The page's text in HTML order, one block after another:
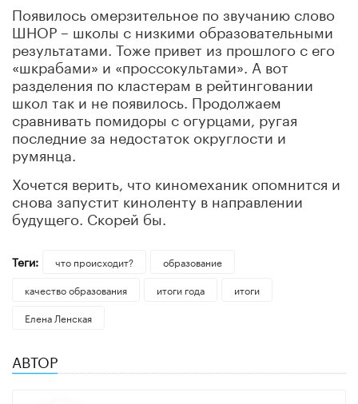
Появилось омерзительное по звучанию слово
ШНОР – школы с низкими образовательными
результатами. Тоже привет из прошлого с его
«шкрабами» и «проссокультами». А вот
разделения по кластерам в рейтинговании
школ так и не появилось. Продолжаем
сравнивать помидоры с огурцами, ругая
последние за недостаток округлости и
румянца.
Хочется верить, что киномеханик опомнится и
снова запустит киноленту в направлении
будущего. Скорей бы.
Теги: что происходит?
образование
качество образования
итоги года
итоги
Елена Ленская
АВТОР